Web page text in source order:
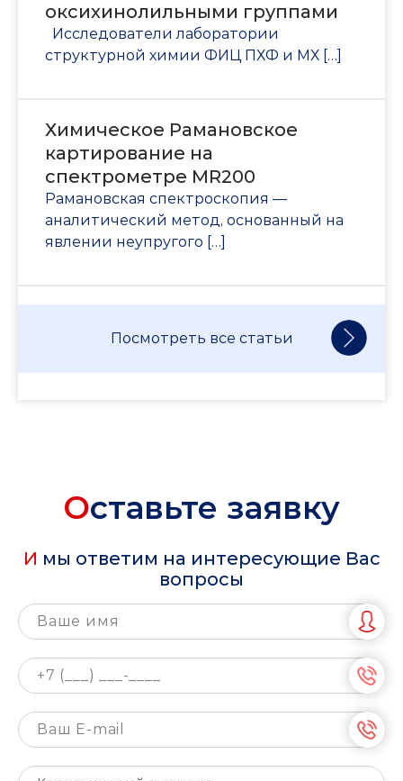
оксихинолильными группами
Исследователи лаборатории
структурной химии ФИЦ ПХФ и МХ […]
Химическое Рамановское
картирование на
спектрометре MR200
Рамановская спектроскопия —
аналитический метод, основанный на
явлении неупругого […]
Посмотреть все статьи
Оставьте заявку
И мы ответим на интересующие Вас
вопросы